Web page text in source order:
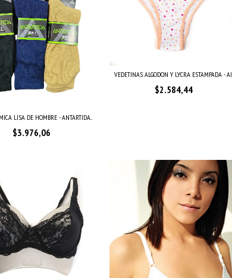
LISA DE HOMBRE - ANTARTIDA...
$3.976,06
VEDETINAS ALGODON Y LYCRA ESTAMPADA - AI...
$2.584,44